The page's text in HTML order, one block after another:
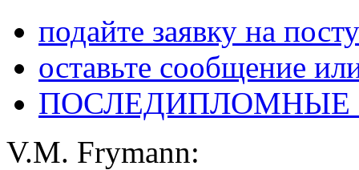
подайте заявку на
оставьте сообщение
V.M. Frymann: